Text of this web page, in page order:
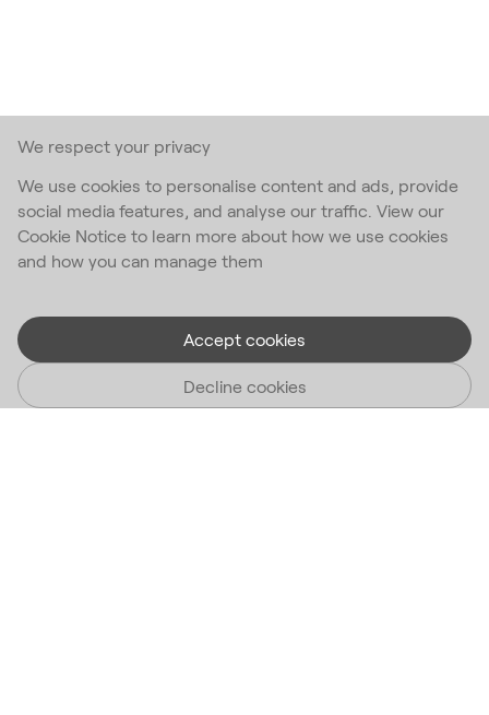
We respect your privacy
We use cookies to personalise content and ads, provide
social media features, and analyse our traffic. View our
Cookie Notice to learn more about how we use cookies
and how you can manage them
Accept cookies
Decline cookies